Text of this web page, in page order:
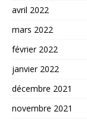
avril 2022
mars 2022
février 2022
janvier 2022
décembre 2021
novembre 2021